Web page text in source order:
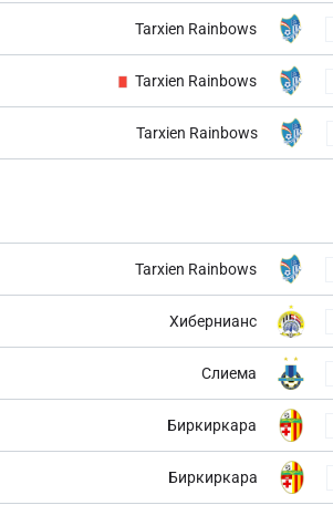
Tarxien Rainbows
Tarxien Rainbows
Tarxien Rainbows
Tarxien Rainbows
Хибернианс
Слиема
Биркиркара
Биркиркара